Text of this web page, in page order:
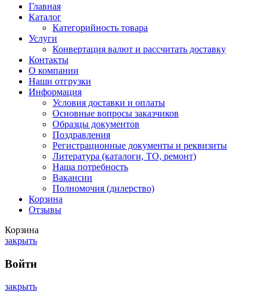
Главная
Каталог
Категорийность товара
Услуги
Конвертация валют и рассчитать доставку
Контакты
О компании
Наши отгрузки
Информация
Условия доставки и оплаты
Основные вопросы заказчиков
Образцы документов
Поздравления
Регистрационные документы и реквизиты
Литература (каталоги, ТО, ремонт)
Наша потребность
Вакансии
Полномочия (дилерство)
Корзина
Отзывы
Корзина
закрыть
Войти
закрыть